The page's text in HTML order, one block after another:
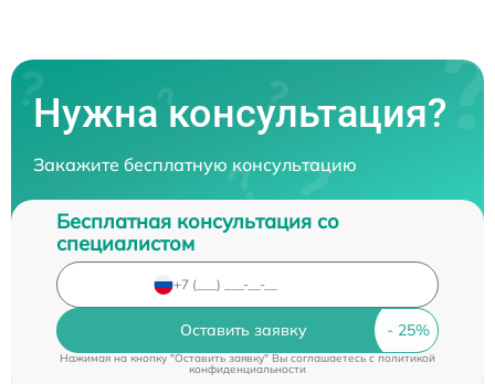
Нужна консультация?
Закажите бесплатную консультацию
Бесплатная консультация со
специалистом
Оставить заявку
Нажимая на кнопку "Оставить заявку" Вы соглашаетесь cполитикой
конфиденциальности